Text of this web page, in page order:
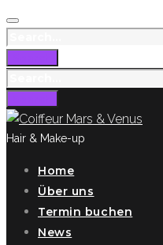
Skip
Hair & Make-up
Home
Über uns
Termin buchen
News